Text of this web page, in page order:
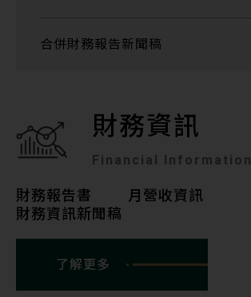
財務資訊
Financial Information
財務報告書
月營收資訊
財務資訊新聞稿
了解更多
合併財務報告新聞稿